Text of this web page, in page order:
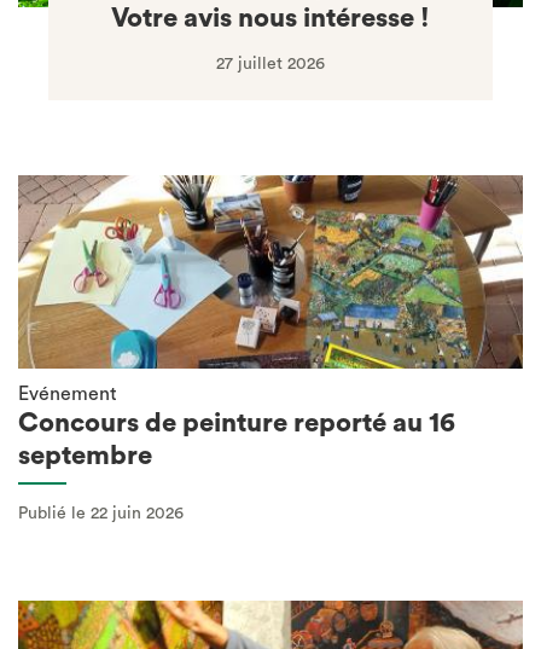
Votre avis nous intéresse !
27 juillet 2026
Evénement
Concours de peinture reporté au 16
septembre
Publié le 22 juin 2026